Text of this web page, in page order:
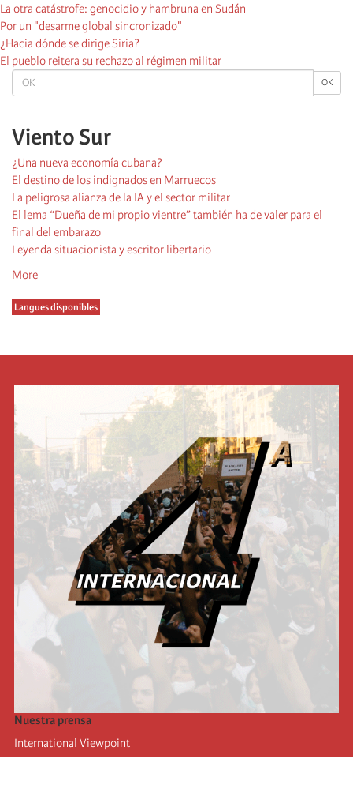
OK OK
Viento Sur
¿Una nueva economía cubana?
El destino de los indignados en Marruecos
La peligrosa alianza de la IA y el sector militar
El lema “Dueña de mi propio vientre” también ha de valer para el
final del embarazo
Leyenda situacionista y escritor libertario
More
Langues disponibles
La otra catástrofe: genocidio y hambruna en Sudán
Por un "desarme global sincronizado"
¿Hacia dónde se dirige Siria?
El pueblo reitera su rechazo al régimen militar
Nuestra prensa
International Viewpoint